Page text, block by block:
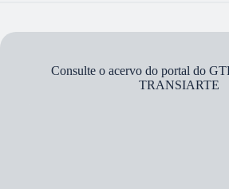
Consulte o acervo do portal do
TRANSIARTE